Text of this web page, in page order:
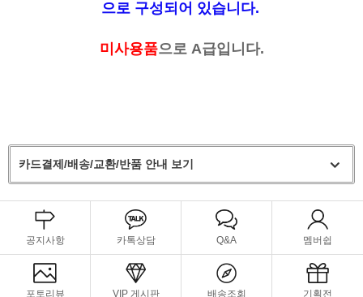
으로 구성되어 있습니다.
미사용품으로 A급입니다.
카드결제/배송/교환/반품 안내 보기
공지사항 카톡상담 Q&A 멤버쉽
포토리뷰 VIP 게시판 배송조회 기획전